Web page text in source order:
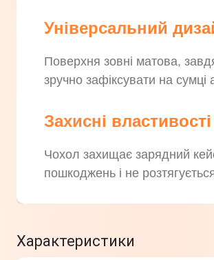
Універсальний
Поверхня зовні матова,
зручно зафіксувати на сумці
Захисні властивості
Чохол захищає зарядний
пошкоджень і не
Характеристики